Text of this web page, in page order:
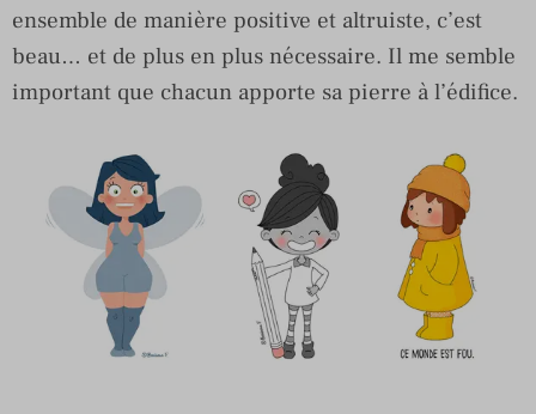
ensemble de manière positive et altruiste, c’est
beau… et de plus en plus nécessaire. Il me semble
important que chacun apporte sa pierre à l’édifice.